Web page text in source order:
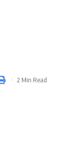
2 Min Read